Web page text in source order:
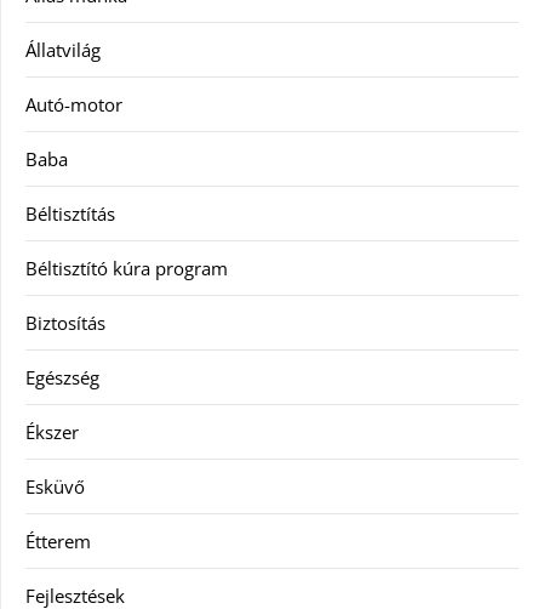
Állatvilág
Autó-motor
Baba
Béltisztítás
Béltisztító kúra program
Biztosítás
Egészség
Ékszer
Esküvő
Étterem
Fejlesztések